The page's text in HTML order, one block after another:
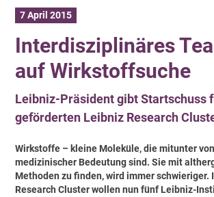
7 April 2015
Interdisziplinäres
auf Wirkstoffsuche
Leibniz-Präsident gibt Startschuss
geförderten Leibniz Research
Wirkstoffe – kleine Moleküle, die mitunter
medizinischer Bedeutung sind. Sie mit
Methoden zu finden, wird immer schwieriger.
Research Cluster wollen nun fünf Leibniz-